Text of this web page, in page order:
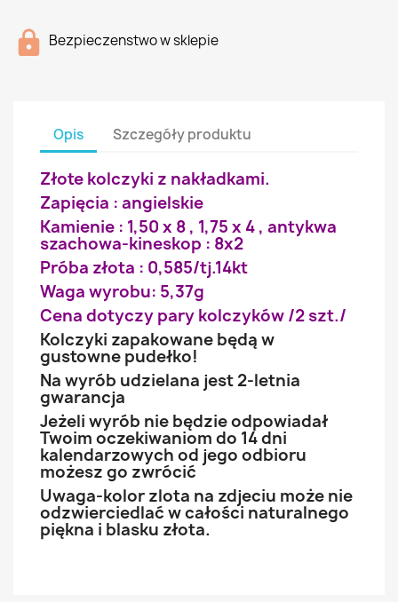
Bezpieczenstwo w sklepie
Opis Szczegóły produktu
Złote kolczyki z nakładkami.
Zapięcia : angielskie
Kamienie : 1,50 x 8 , 1,75 x 4 , antykwa
szachowa-kineskop : 8x2
Próba złota : 0,585/tj.14kt
Waga wyrobu: 5,37g
Cena dotyczy pary kolczyków /2 szt./
Kolczyki zapakowane będą w
gustowne pudełko!
Na wyrób udzielana jest 2-letnia
gwarancja
Jeżeli wyrób nie będzie odpowiadał
Twoim oczekiwaniom do 14 dni
kalendarzowych od jego odbioru
możesz go zwrócić
Uwaga-kolor zlota na zdjeciu może nie
odzwierciedlać w całości naturalnego
piękna i blasku złota.